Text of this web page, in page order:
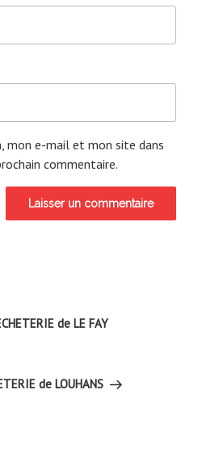
mon e-mail et mon site dans
commentaire.
de LE FAY
de LOUHANS